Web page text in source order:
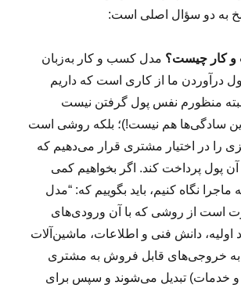
به دو سؤال اصلی است:
و کار چیست؟ مدل کسب و کار به‌زبان
درآوردن ما از کاری است که داریم
منظورم نفس پول گرفتن نیست
سادگی‌ها هم نیست!)؛ بلکه روشی است
را در اختیار مشتری قرار می‌دهیم که
پول پرداخت کند. اگر بخواهیم کمی
نگاه کنیم، باید بگوییم که: “مدل
است از روشی که با آن ورودی‌های
دانش فنی و اطلاعات، ماشین‌آلات
به خروجی‌‌های قابل فروش به مشتری
خدمات) تبدیل می‌شوند و سپس برای